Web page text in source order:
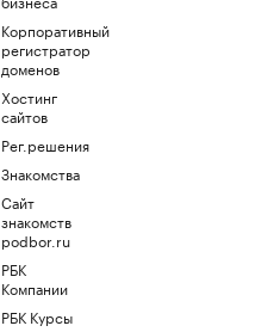
Корпоративный
регистратор
доменов
Хостинг
сайтов
Рег.решения
Знакомства
Сайт
знакомств
podbor.ru
РБК
Компании
РБК Курсы